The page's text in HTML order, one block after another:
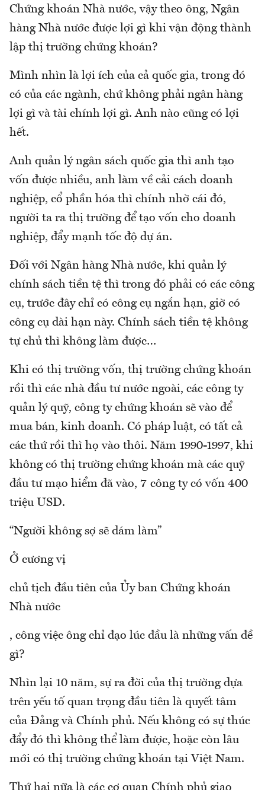
Chứng khoán Nhà nước, vậy theo ông, Ngân
hàng Nhà nước được lợi gì khi vận động thành
lập thị trường chứng khoán?
Mình nhìn là lợi ích của cả quốc gia, trong đó
có của các ngành, chứ không phải ngân hàng
lợi gì và tài chính lợi gì. Anh nào cũng có lợi
hết.
Anh quản lý ngân sách quốc gia thì anh tạo
vốn được nhiều, anh làm về cải cách doanh
nghiệp, cổ phần hóa thì chính nhờ cái đó,
người ta ra thị trường để tạo vốn cho doanh
nghiệp, đẩy mạnh tốc độ dự án.
Đối với Ngân hàng Nhà nước, khi quản lý
chính sách tiền tệ thì trong đó phải có các công
cụ, trước đây chỉ có công cụ ngắn hạn, giờ có
công cụ dài hạn này. Chính sách tiền tệ không
tự chủ thì không làm được…
Khi có thị trường vốn, thị trường chứng khoán
rồi thì các nhà đầu tư nước ngoài, các công ty
quản lý quỹ, công ty chứng khoán sẽ vào để
mua bán, kinh doanh. Có pháp luật, có tất cả
các thứ rồi thì họ vào thôi. Năm 1990-1997, khi
không có thị trường chứng khoán mà các quỹ
đầu tư mạo hiểm đã vào, 7 công ty có vốn 400
triệu USD.
“Người không sợ sẽ dám làm”
Ở cương vị
chủ tịch đầu tiên của Ủy ban Chứng khoán
Nhà nước
, công việc ông chỉ đạo lúc đầu là những vấn đề
gì?
Nhìn lại 10 năm, sự ra đời của thị trường dựa
trên yếu tố quan trọng đầu tiên là quyết tâm
của Đảng và Chính phủ. Nếu không có sự thúc
đẩy đó thì không thể làm được, hoặc còn lâu
mới có thị trường chứng khoán tại Việt Nam.
Thứ hai nữa là các cơ quan Chính phủ giao